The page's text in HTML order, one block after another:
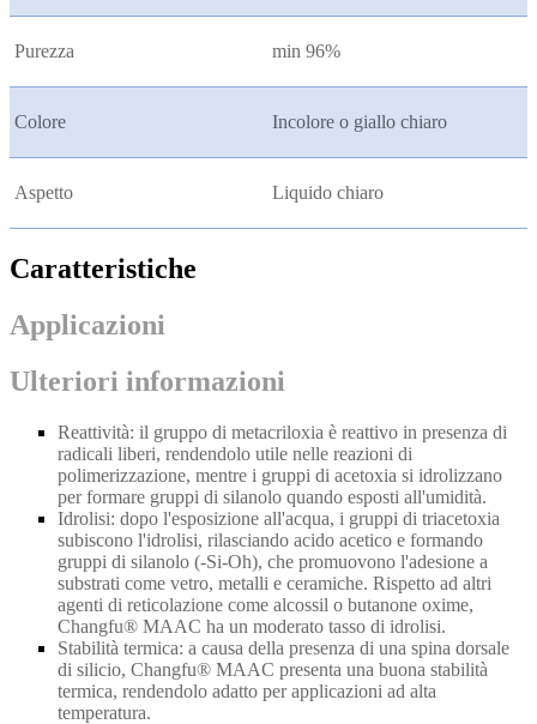
Purezza min 96%
Colore Incolore o giallo chiaro
Aspetto Liquido chiaro
Caratteristiche
Applicazioni
Ulteriori informazioni
Reattività: il gruppo di metacriloxia è reattivo in presenza di
radicali liberi, rendendolo utile nelle reazioni di
polimerizzazione, mentre i gruppi di acetoxia si idrolizzano
per formare gruppi di silanolo quando esposti all'umidità.
Idrolisi: dopo l'esposizione all'acqua, i gruppi di triacetoxia
subiscono l'idrolisi, rilasciando acido acetico e formando
gruppi di silanolo (-Si-Oh), che promuovono l'adesione a
substrati come vetro, metalli e ceramiche. Rispetto ad altri
agenti di reticolazione come alcossil o butanone oxime,
Changfu® MAAC ha un moderato tasso di idrolisi.
Stabilità termica: a causa della presenza di una spina dorsale
di silicio, Changfu® MAAC presenta una buona stabilità
termica, rendendolo adatto per applicazioni ad alta
temperatura.